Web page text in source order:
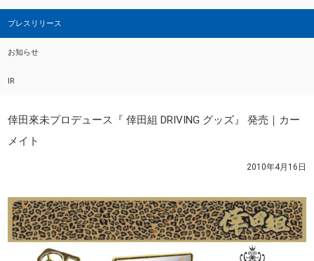
プレスリリース
お知らせ
IR
倖田來未プロデュース『 倖田組 DRIVING グッズ』 発売｜カー
メイト
2010年4月16日